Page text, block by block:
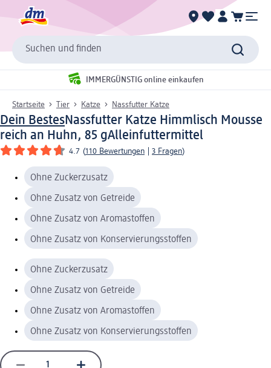
Suchen und finden
IMMERGÜNSTIG online einkaufen
Startseite Tier Katze Nassfutter Katze
Dein BestesNassfutter Katze Himmlisch Mousse
reich an Huhn, 85 gAlleinfuttermittel
4.7 (110 Bewertungen 3 Fragen)
Ohne Zuckerzusatz
Ohne Zusatz von Getreide
Ohne Zusatz von Aromastoffen
Ohne Zusatz von Konservierungsstoffen
Ohne Zuckerzusatz
Ohne Zusatz von Getreide
Ohne Zusatz von Aromastoffen
Ohne Zusatz von Konservierungsstoffen